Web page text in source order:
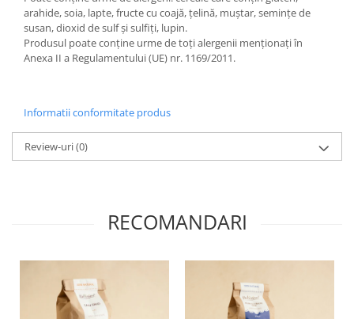
arahide, soia, lapte, fructe cu coajă, țelină, muștar, semințe de
susan, dioxid de sulf și sulfiți, lupin.
Produsul poate conține urme de toți alergenii menționați în
Anexa II a Regulamentului (UE) nr. 1169/2011.
Informatii conformitate produs
Review-uri(0)
RECOMANDARI